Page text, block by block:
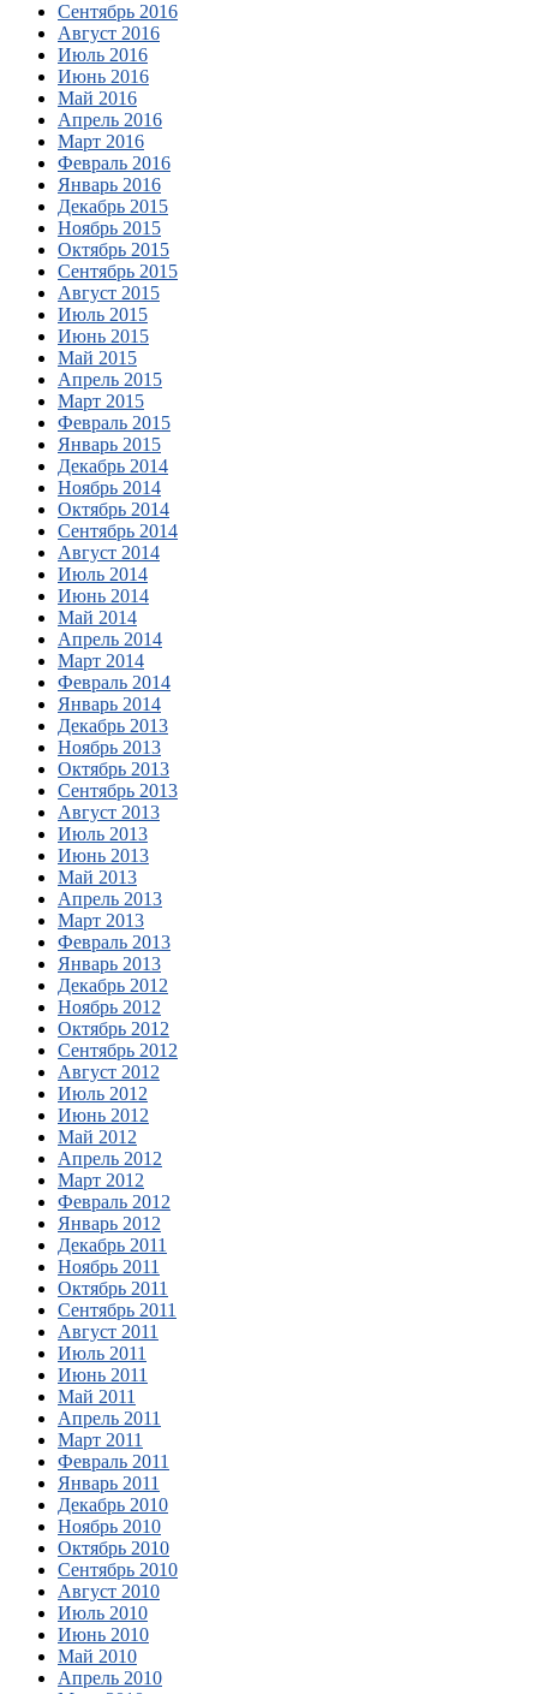
Сентябрь 2016
Август 2016
Июль 2016
Июнь 2016
Май 2016
Апрель 2016
Март 2016
Февраль 2016
Январь 2016
Декабрь 2015
Ноябрь 2015
Октябрь 2015
Сентябрь 2015
Август 2015
Июль 2015
Июнь 2015
Май 2015
Апрель 2015
Март 2015
Февраль 2015
Январь 2015
Декабрь 2014
Ноябрь 2014
Октябрь 2014
Сентябрь 2014
Август 2014
Июль 2014
Июнь 2014
Май 2014
Апрель 2014
Март 2014
Февраль 2014
Январь 2014
Декабрь 2013
Ноябрь 2013
Октябрь 2013
Сентябрь 2013
Август 2013
Июль 2013
Июнь 2013
Май 2013
Апрель 2013
Март 2013
Февраль 2013
Январь 2013
Декабрь 2012
Ноябрь 2012
Октябрь 2012
Сентябрь 2012
Август 2012
Июль 2012
Июнь 2012
Май 2012
Апрель 2012
Март 2012
Февраль 2012
Январь 2012
Декабрь 2011
Ноябрь 2011
Октябрь 2011
Сентябрь 2011
Август 2011
Июль 2011
Июнь 2011
Май 2011
Апрель 2011
Март 2011
Февраль 2011
Январь 2011
Декабрь 2010
Ноябрь 2010
Октябрь 2010
Сентябрь 2010
Август 2010
Июль 2010
Июнь 2010
Май 2010
Апрель 2010